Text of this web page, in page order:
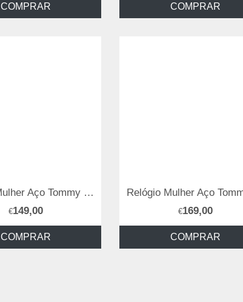
COMPRAR COMPRAR
Relógio Mulher Aço Tommy Hilfiger
€149,00
COMPRAR
€169,00
COMPRAR